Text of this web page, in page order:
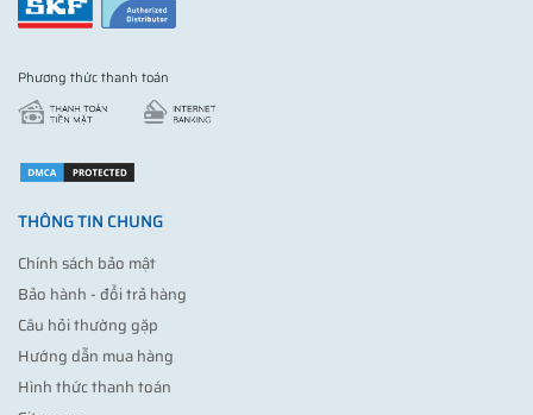
Phương thức thanh toán
THÔNG TIN CHUNG
Chính sách bảo mật
Bảo hành - đổi trả hàng
Câu hỏi thường gặp
Hướng dẫn mua hàng
Hình thức thanh toán